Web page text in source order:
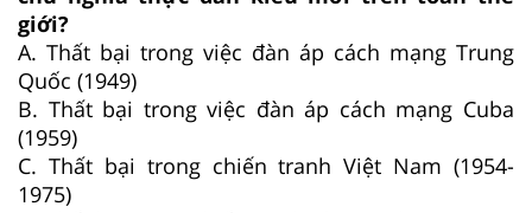
giới?
A. Thất bại trong việc đàn áp cách mạng Trung
Quốc (1949)
B. Thất bại trong việc đàn áp cách mạng Cuba
(1959)
C. Thất bại trong chiến tranh Việt Nam (1954-
1975)